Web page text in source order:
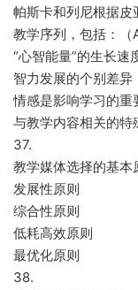
帕斯卡和列尼根据皮
教学序列，包括：（
“心智能量”的生长速
智力发展的个别差异
情感是影响学习的重
与教学内容相关的特
37.
教学媒体选择的基本
发展性原则
综合性原则
低耗高效原则
最优化原则
38.